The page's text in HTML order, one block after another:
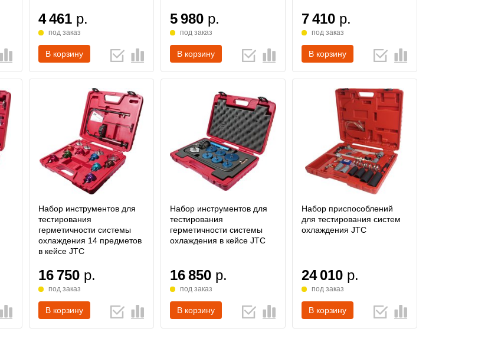
4 461 р.
под заказ
В корзину
5 980 р.
под заказ
В корзину
7 410 р.
под заказ
В корзину
Набор инструментов для
тестирования
герметичности системы
охлаждения 14 предметов
в кейсе JTC
16 750 р.
под заказ
В корзину
Набор инструментов для
тестирования
герметичности системы
охлаждения в кейсе JTC
16 850 р.
под заказ
В корзину
Набор приспособлений
для тестирования систем
охлаждения JTC
24 010 р.
под заказ
В корзину